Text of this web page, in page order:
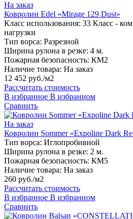
На заказ
Ковролин Edel «Mirage 129 Dust»
Класс использования: 33 Класс -
нагрузки
Тип ворса: Разрезной
Ширина рулона в резке: 4 м.
Пожарная безопасность: КМ2
Наличие товара: На заказ
12 452 руб./м2
Рассчитать стоимость
В избранное В избранном
Сравнить
На заказ
Ковролин Sommer «Expoline Dark
Тип ворса: Иглопробивной
Ширина рулона в резке: 2 м.
Пожарная безопасность: КМ5
Наличие товара: На заказ
260 руб./м2
Рассчитать стоимость
В избранное В избранном
Сравнить